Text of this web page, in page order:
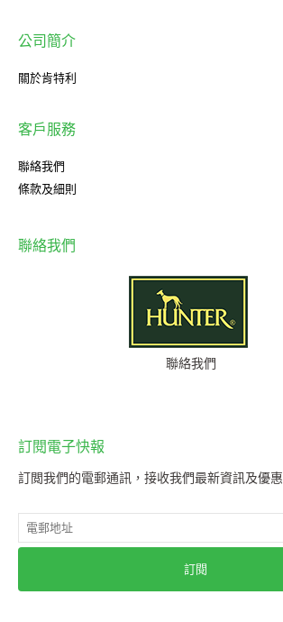
公司簡介
關於肯特利
客戶服務
聯絡我們
條款及細則
聯絡我們
聯絡我們
訂閱電子快報
訂閲我們的電郵通訊，接收我們最新資訊及優惠
訂閱